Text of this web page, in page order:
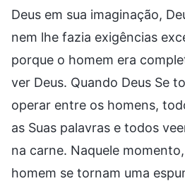
Deus em sua imaginação,
nem lhe fazia exigências
porque o homem era
ver Deus. Quando Deus Se
operar entre os homens,
as Suas palavras e todos
na carne. Naquele
homem se tornam uma